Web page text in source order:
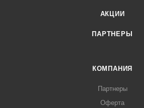
АКЦИИ
ПАРТНЕРЫ
КОМПАНИЯ
Партнеры
Оферта